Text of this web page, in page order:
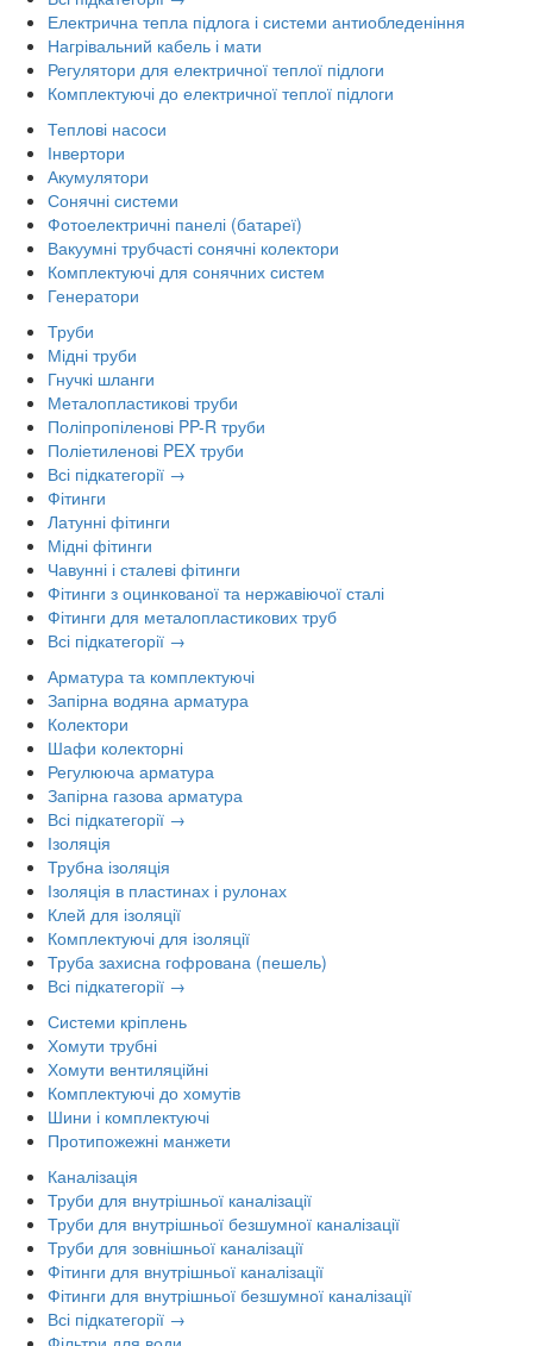
Електрична тепла підлога і системи антиобледеніння
Нагрівальний кабель і мати
Регулятори для електричної теплої підлоги
Комплектуючі до електричної теплої підлоги
Теплові насоси
Інвертори
Акумулятори
Сонячні системи
Фотоелектричні панелі (батареї)
Вакуумні трубчасті сонячні колектори
Комплектуючі для сонячних систем
Генератори
Труби
Мідні труби
Гнучкі шланги
Металопластикові труби
Поліпропіленові PP-R труби
Поліетиленові PEX труби
Всі підкатегорії →
Фітинги
Латунні фітинги
Мідні фітинги
Чавунні і сталеві фітинги
Фітинги з оцинкованої та нержавіючої сталі
Фітинги для металопластикових труб
Всі підкатегорії →
Арматура та комплектуючі
Запірна водяна арматура
Колектори
Шафи колекторні
Регулююча арматура
Запірна газова арматура
Всі підкатегорії →
Ізоляція
Трубна ізоляція
Ізоляція в пластинах і рулонах
Клей для ізоляції
Комплектуючі для ізоляції
Труба захисна гофрована (пешель)
Всі підкатегорії →
Системи кріплень
Хомути трубні
Хомути вентиляційні
Комплектуючі до хомутів
Шини і комплектуючі
Протипожежні манжети
Каналізація
Труби для внутрішньої каналізації
Труби для внутрішньої безшумної каналізації
Труби для зовнішньої каналізації
Фітинги для внутрішньої каналізації
Фітинги для внутрішньої безшумної каналізації
Всі підкатегорії →